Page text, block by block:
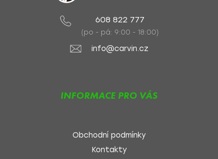
608 822 777
(po - pá: 9:00 - 18:00)
info@carvin.cz
INFORMACE PRO VÁS
Obchodní podmínky
Kontakty